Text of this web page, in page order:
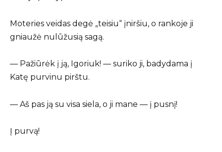
Moteries veidas degė „teisiu“ įniršiu, o rankoje ji
gniaužė nulūžusią sagą.
— Pažiūrėk į ją, Igoriuk! — suriko ji, badydama į
Katę purvinu pirštu.
— Aš pas ją su visa siela, o ji mane — į pusnį!
Į purvą!